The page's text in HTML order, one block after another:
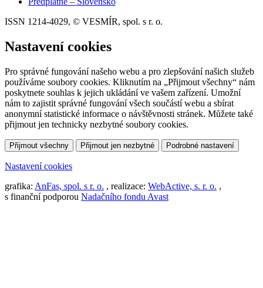
ISSN 1214-4029, © VESMÍR, spol. s r. o.
Nastavení cookies
Pro správné fungování našeho webu a pro zlepšování našich služeb
používáme soubory cookies. Kliknutím na „Přijmout všechny“ nám
poskytnete souhlas k jejich ukládání ve vašem zařízení. Umožní
nám to zajistit správné fungování všech součástí webu a sbírat
anonymní statistické informace o návštěvnosti stránek. Můžete také
přijmout jen technicky nezbytné soubory cookies.
Přijmout všechny Přijmout jen nezbytné Podrobné nastavení
Nastavení cookies
grafika: AnFas, spol. s r. o. , realizace: WebActive, s. r. o. ,
s finanční podporou Nadačního fondu Avast